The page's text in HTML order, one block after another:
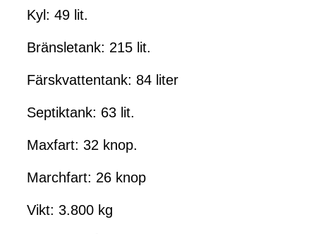
Kyl: 49 lit.
Bränsletank: 215 lit.
Färskvattentank: 84 liter
Septiktank: 63 lit.
Maxfart: 32 knop.
Marchfart: 26 knop
Vikt: 3.800 kg